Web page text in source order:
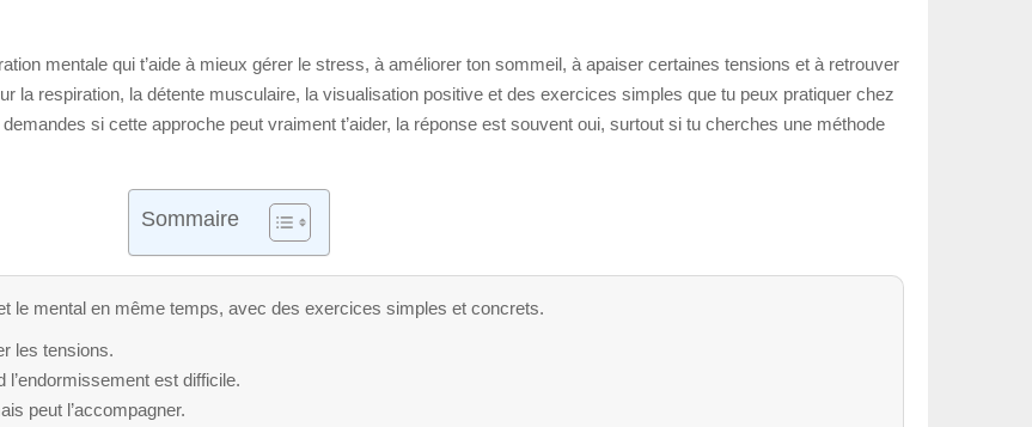
mentale qui t’aide à mieux gérer le stress, à améliorer ton sommeil, à apaiser certaines tensions et à retrouver
la respiration, la détente musculaire, la visualisation positive et des exercices simples que tu peux pratiquer chez
si cette approche peut vraiment t’aider, la réponse est souvent oui, surtout si tu cherches une méthode
Sommaire
le mental en même temps, avec des exercices simples et concrets.
les tensions.
est difficile.
peut l’accompagner.